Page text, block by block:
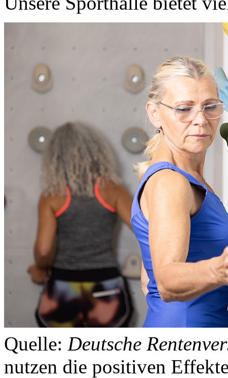
Quelle: Deutsche
nutzen die positiven